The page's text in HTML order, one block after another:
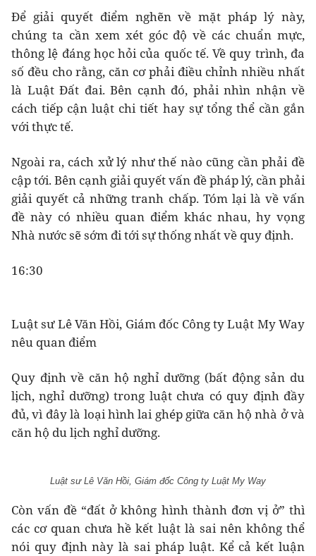
Để giải quyết điểm nghẽn về mặt pháp lý này,
chúng ta cần xem xét góc độ về các chuẩn mực,
thông lệ đáng học hỏi của quốc tế. Về quy trình, đa
số đều cho rằng, căn cơ phải điều chỉnh nhiều nhất
là Luật Đất đai. Bên cạnh đó, phải nhìn nhận về
cách tiếp cận luật chi tiết hay sự tổng thể cần gắn
với thực tế.
Ngoài ra, cách xử lý như thế nào cũng cần phải đề
cập tới. Bên cạnh giải quyết vấn đề pháp lý, cần phải
giải quyết cả những tranh chấp. Tóm lại là về vấn
đề này có nhiều quan điểm khác nhau, hy vọng
Nhà nước sẽ sớm đi tới sự thống nhất về quy định.
16:30
Luật sư Lê Văn Hồi, Giám đốc Công ty Luật My Way
nêu quan điểm
Quy định về căn hộ nghỉ dưỡng (bất động sản du
lịch, nghỉ dưỡng) trong luật chưa có quy định đầy
đủ, vì đây là loại hình lai ghép giữa căn hộ nhà ở và
căn hộ du lịch nghỉ dưỡng.
Luật sư Lê Văn Hồi, Giám đốc Công ty Luật My Way
Còn vấn đề “đất ở không hình thành đơn vị ở” thì
các cơ quan chưa hề kết luật là sai nên không thể
nói quy định này là sai pháp luật. Kể cả kết luận